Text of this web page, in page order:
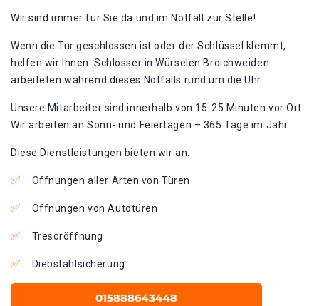
Wir sind immer für Sie da und im Notfall zur Stelle!
Wenn die Tür geschlossen ist oder der Schlüssel klemmt,
helfen wir Ihnen. Schlosser in Würselen Broichweiden
arbeiteten während dieses Notfalls rund um die Uhr.
Unsere Mitarbeiter sind innerhalb von 15-25 Minuten vor Ort.
Wir arbeiten an Sonn- und Feiertagen – 365 Tage im Jahr.
Diese Dienstleistungen bieten wir an:
Öffnungen aller Arten von Türen
Öffnungen von Autotüren
Tresoröffnung
Diebstahlsicherung